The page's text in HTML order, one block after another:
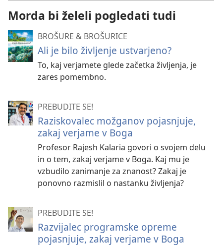
Morda bi želeli pogledati tudi
BROŠURE & BROŠURICE
Ali je bilo življenje ustvarjeno?
To, kaj verjamete glede začetka življenja, je
zares pomembno.
PREBUDITE SE!
Raziskovalec možganov pojasnjuje,
zakaj verjame v Boga
Profesor Rajesh Kalaria govori o svojem delu
in o tem, zakaj verjame v Boga. Kaj mu je
vzbudilo zanimanje za znanost? Zakaj je
ponovno razmislil o nastanku življenja?
PREBUDITE SE!
Razvijalec programske opreme
pojasnjuje, zakaj verjame v Boga